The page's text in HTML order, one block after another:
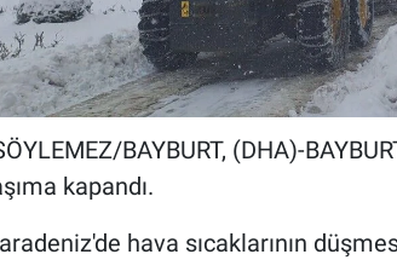
BAYBURT, (DHA)-
kapandı.
hava sıcaklarının